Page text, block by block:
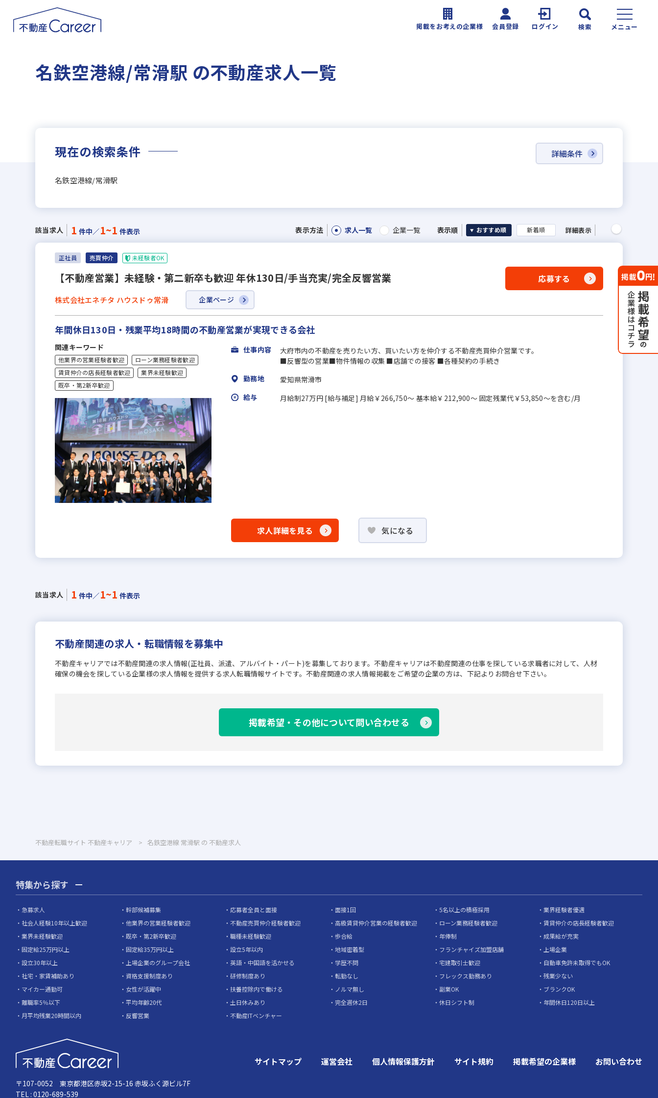
掲載をお考えの企業様 会員登録 ログイン 検索 メニュー
名鉄空港線/常滑駅 の不動産求人一覧
現在の検索条件
名鉄空港線/常滑駅
詳細条件
該当求人 1 件中／1~1 件表示 表示方法 求人一覧 企業一覧 表示順 おすすめ順 新着順 詳細表示
正社員 売買仲介 未経験者OK
【不動産営業】未経験・第二新卒も歓迎 年休130日/手当充実/完全反響営業 応募する
株式会社エネチタ ハウスドゥ常滑 企業ページ
年間休日130日・残業平均18時間の不動産営業が実現できる会社
関連キーワード
他業界の営業経験者歓迎
ローン業務経験者歓迎
賃貸仲介の店長経験者歓迎
業界未経験歓迎
既卒・第2新卒歓迎
仕事内容
大府市内の不動産を売りたい方、買いたい方を仲介する不動産売買仲介営業です。
■反響型の営業■物件情報の収集 ■店舗での接客 ■各種契約の手続き
勤務地
愛知県常滑市
給与
月給制27万円 [給与補足] 月給￥266,750～ 基本給￥212,900～ 固定残業代￥53,850～を含む/月
求人詳細を見る 気になる
該当求人 1 件中／1~1 件表示
不動産関連の求人・転職情報を募集中
不動産キャリアでは不動産関連の求人情報(正社員、派遣、アルバイト・パート)を募集しております。不動産キャリアは不動産関連の仕事を探している求職者に対して、人材
確保の機会を探している企業様の求人情報を提供する求人転職情報サイトです。不動産関連の求人情報掲載をご希望の企業の方は、下記よりお問合せ下さい。
掲載希望・その他について問い合わせる
不動産転職サイト 不動産キャリア 名鉄空港線 常滑駅 の 不動産求人
特集から探す
急募求人 幹部候補募集 応募者全員と面接 面接1回 5名以上の積極採用
業界経験者優遇
社会人経験10年以上歓迎
他業界の営業経験者歓迎 不動産売買仲介経験者歓迎 高級賃貸仲介営業の経験者歓迎 ローン業務経験者歓迎
賃貸仲介の店長経験者歓迎
業界未経験歓迎
既卒・第2新卒歓迎 職種未経験歓迎 歩合給 年俸制
成果給が充実
固定給25万円以上
固定給35万円以上 設立5年以内 地域密着型 フランチャイズ加盟店舗
上場企業
設立30年以上
上場企業のグループ会社 英語・中国語を活かせる 学歴不問 宅建取引士歓迎
自動車免許未取得でもOK
社宅・家賃補助あり
資格支援制度あり 研修制度あり 転勤なし フレックス勤務あり
残業少ない
マイカー通勤可
女性が活躍中 扶養控除内で働ける ノルマ無し 副業OK
ブランクOK
離職率5％以下
平均年齢20代 土日休みあり 完全週休2日 休日シフト制
年間休日120日以上
月平均残業20時間以内
反響営業 不動産ITベンチャー
サイトマップ 運営会社 個人情報保護方針 サイト規約 掲載希望の企業様 お問い合わせ
〒107-0052 東京都港区赤坂2-15-16 赤坂ふく源ビル7F
TEL : 0120-689-539